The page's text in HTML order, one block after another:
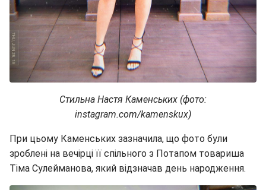
Стильна Настя Каменських (фото:
instagram.com/kamenskux)
При цьому Каменських зазначила, що фото були
зроблені на вечірці її спільного з Потапом товариша
Тіма Сулейманова, який відзначав день народження.